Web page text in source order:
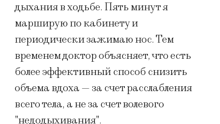
дыхания в ходьбе. Пять минут я
марширую по кабинету и
периодически зажимаю нос. Тем
временем доктор объясняет, что есть
более эффективный способ снизить
объема вдоха — за счет расслабления
всего тела, а не за счет волевого
"недодыхивания".